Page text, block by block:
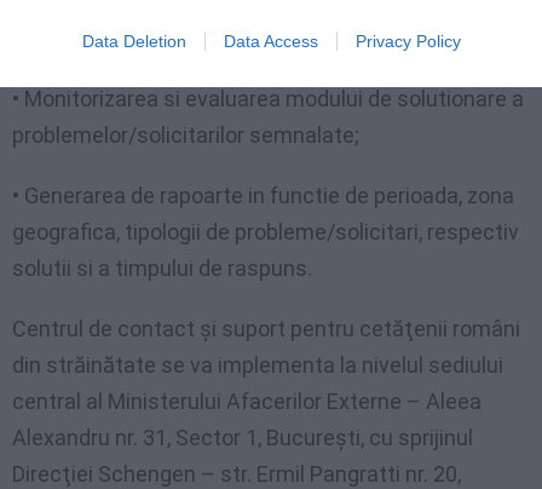
Data Deletion Data Access Privacy Policy
publicarea de rapoarte de activitate;
• Monitorizarea si evaluarea modului de solutionare a
problemelor/solicitarilor semnalate;
• Generarea de rapoarte in functie de perioada, zona
geografica, tipologii de probleme/solicitari, respectiv
solutii si a timpului de raspuns.
Centrul de contact şi suport pentru cetăţenii români
din străinătate se va implementa la nivelul sediului
central al Ministerului Afacerilor Externe – Aleea
Alexandru nr. 31, Sector 1, Bucureşti, cu sprijinul
Direcţiei Schengen – str. Ermil Pangratti nr. 20,